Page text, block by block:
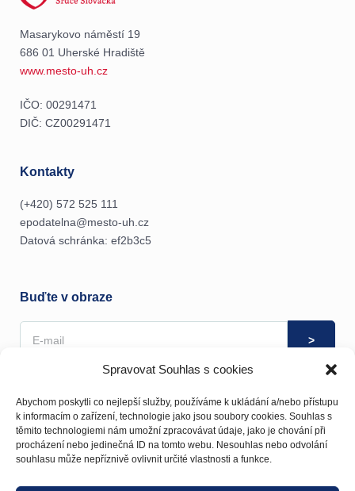
Spravovat Souhlas s cookies
Abychom poskytli co nejlepší služby, používáme k ukládání a/nebo přístupu
k informacím o zařízení, technologie jako jsou soubory cookies. Souhlas s
těmito technologiemi nám umožní zpracovávat údaje, jako je chování při
procházení nebo jedinečná ID na tomto webu. Nesouhlas nebo odvolání
souhlasu může nepříznivě ovlivnit určité vlastnosti a funkce.
Masarykovo náměstí 19
686 01 Uherské Hradiště
www.mesto-uh.cz
IČO: 00291471
DIČ: CZ00291471
Kontakty
(+420) 572 525 111
epodatelna@mesto-uh.cz
Datová schránka: ef2b3c5
Buďte v obraze
odvolatzde.
Rozvojový portál města Uherské Hradiště